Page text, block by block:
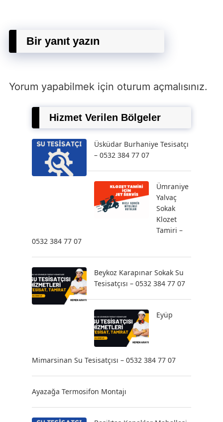
Bir yanıt yazın
Yorum yapabilmek için oturum açmalısınız.
Hizmet Verilen Bölgeler
Üsküdar Burhaniye Tesisatçı
– 0532 384 77 07
Ümraniye
Yalvaç
Sokak
Klozet
Tamiri –
0532 384 77 07
Beykoz Karapınar Sokak Su
Tesisatçısı – 0532 384 77 07
Eyüp
Mimarsinan Su Tesisatçısı – 0532 384 77 07
Ayazağa Termosifon Montajı